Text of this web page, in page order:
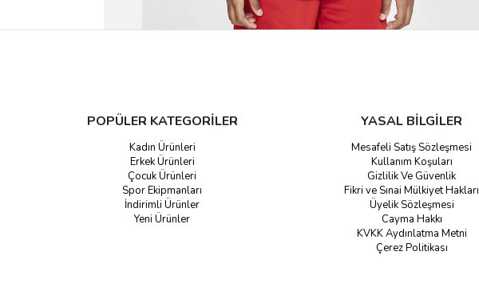
POPÜLER KATEGORİLER
Kadın Ürünleri
Erkek Ürünleri
Çocuk Ürünleri
Spor Ekipmanları
İndirimli Ürünler
Yeni Ürünler
YASAL BİLGİLER
Mesafeli Satış Sözleşmesi
Kullanım Koşuları
Gizlilik Ve Güvenlik
Fikri ve Sınai Mülkiyet Hakları
Üyelik Sözleşmesi
Cayma Hakkı
KVKK Aydınlatma Metni
Çerez Politikası